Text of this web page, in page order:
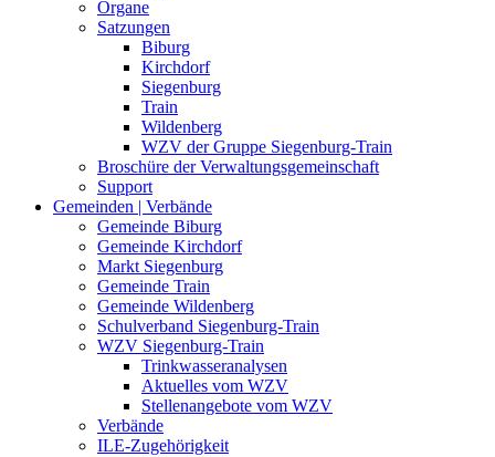
Organe
Satzungen
Biburg
Kirchdorf
Siegenburg
Train
Wildenberg
WZV der Gruppe Siegenburg-Train
Broschüre der Verwaltungsgemeinschaft
Support
Gemeinden | Verbände
Gemeinde Biburg
Gemeinde Kirchdorf
Markt Siegenburg
Gemeinde Train
Gemeinde Wildenberg
Schulverband Siegenburg-Train
WZV Siegenburg-Train
Trinkwasseranalysen
Aktuelles vom WZV
Stellenangebote vom WZV
Verbände
ILE-Zugehörigkeit